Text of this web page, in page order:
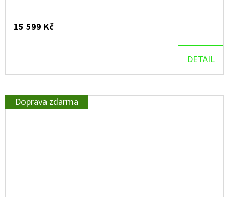
15 599 Kč
DETAIL
Doprava zdarma